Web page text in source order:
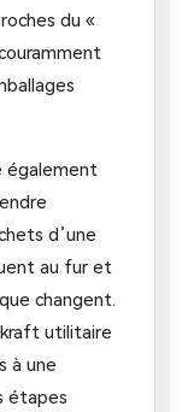
du «
également
d’une
au fur et
changent.
kraft utilitaire
à une
étapes